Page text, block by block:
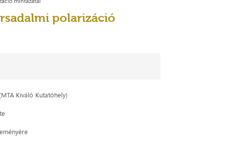
polarizáció
Kiváló Kutatóhely)